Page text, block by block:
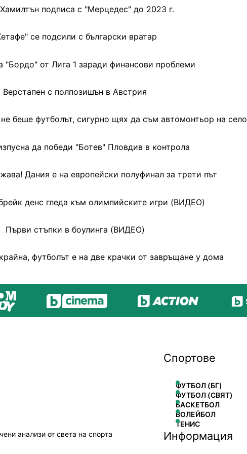
подписа с "Мерцедес" до 2023 г.
се подсили с български вратар
"Бордо" от Лига 1 заради финансови проблеми
Верстапен с полпозишън в Австрия
беше футболът, сигурно щях да съм автомонтьор на село
да победи "Ботев" Пловдив в контрола
Дания е на европейски полуфинал за трети път
денс гледа към олимпийските игри (ВИДЕО)
Първи стъпки в боулинга (ВИДЕО)
футболът е на две крачки от завръщане у дома
анализи от света на спорта
Спортове
ФУТБОЛ (БГ)
ФУТБОЛ (СВЯТ)
БАСКЕТБОЛ
ВОЛЕЙБОЛ
ТЕНИС
Информация